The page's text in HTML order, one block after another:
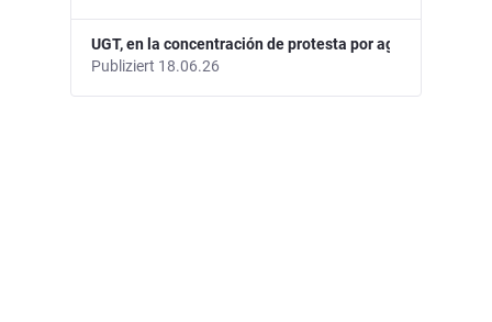
UGT, en la concentración de protesta por agresiones a
Publiziert 18.06.26